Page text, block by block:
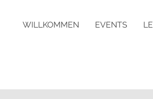
WILLKOMMEN EVENTS